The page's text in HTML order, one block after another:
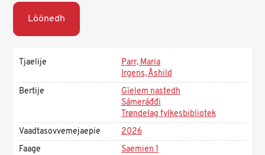
Löönedh
Tjaelije
Parr, Maria
Irgens, Åshild
Bertije
Gïelem nastedh
Sámeráđđi
Trøndelag fylkesbibliotek
Vaadtasovvemejaepie
2026
Faage
Saemien 1